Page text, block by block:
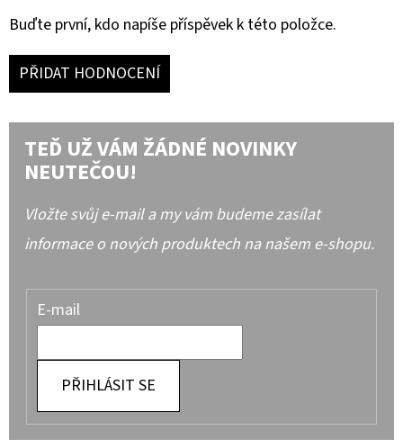
Buďte první, kdo napíše příspěvek k této položce.
PŘIDAT HODNOCENÍ
TEĎ UŽ VÁM ŽÁDNÉ NOVINKY
NEUTEČOU!
Vložte svůj e-mail a my vám budeme zasílat
informace o nových produktech na našem e-shopu.
E-mail
PŘIHLÁSIT SE